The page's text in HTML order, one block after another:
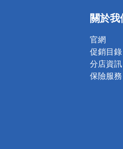
關於我
官網
促銷目錄
分店資訊
保險服務